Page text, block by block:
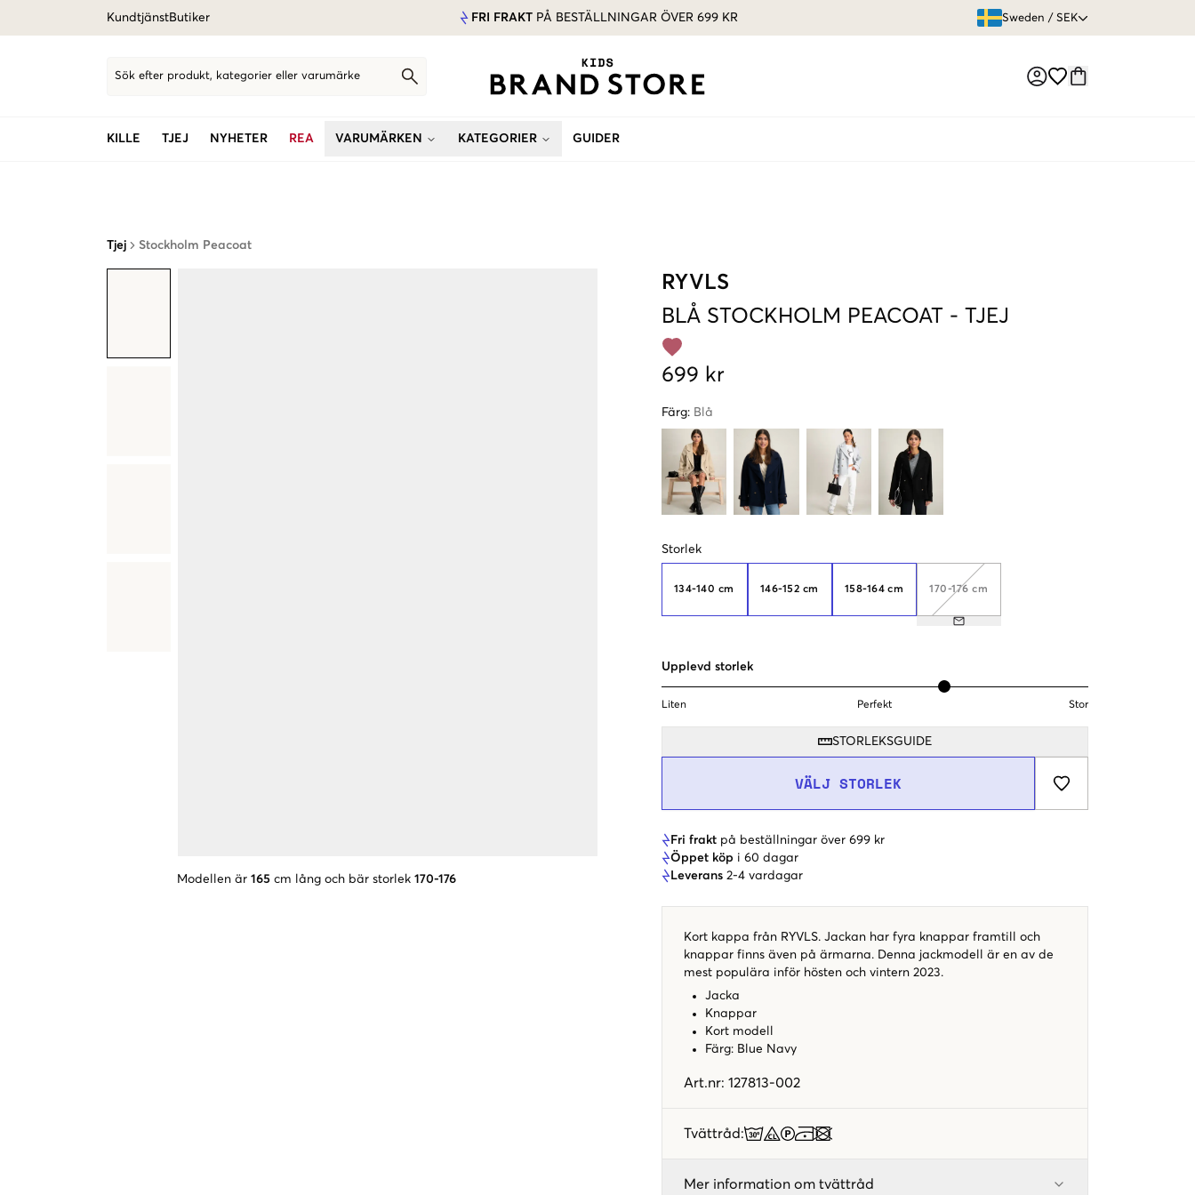
KundtjänstButiker FRI FRAKT PÅ BESTÄLLNINGAR ÖVER 699 KR Sweden / SEK
Sök efter produkt, kategorier eller varumärke
KILLE TJEJ NYHETER REA VARUMÄRKEN KATEGORIER GUIDER
Tjej Stockholm Peacoat
Modellen är 165 cm lång och bär storlek 170-176
RYVLS
BLÅ STOCKHOLM PEACOAT - TJEJ
699 kr
Färg: Blå
Storlek
134-140 cm 146-152 cm 158-164 cm 170-176 cm
Upplevd storlek
Liten Perfekt Stor
STORLEKSGUIDE
VÄLJ STORLEK
Fri frakt på beställningar över 699 kr
Öppet köp i 60 dagar
Leverans 2-4 vardagar
Kort kappa från RYVLS. Jackan har fyra knappar framtill och
knappar finns även på ärmarna. Denna jackmodell är en av de
mest populära inför hösten och vintern 2023.
Jacka
Knappar
Kort modell
Färg: Blue Navy
Art.nr: 127813-002
Tvättråd:
Mer information om tvättråd